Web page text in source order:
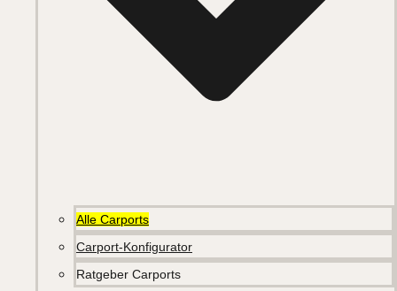
Alle Carports
Carport-Konfigurator
Ratgeber Carports